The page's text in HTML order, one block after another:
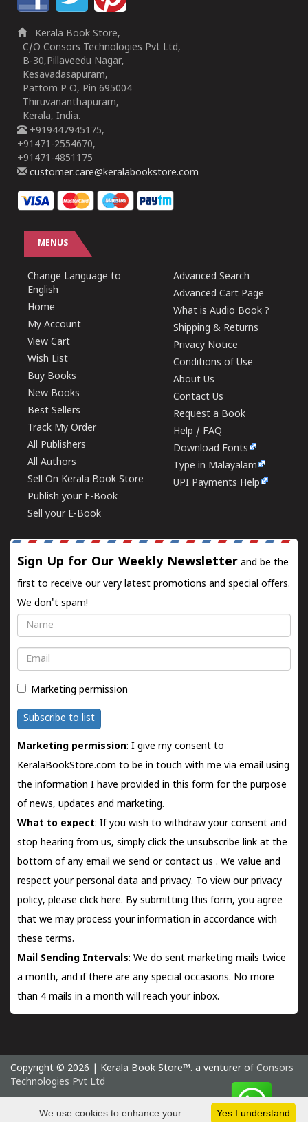
Kerala Book Store,
C/O Consors Technologies Pvt Ltd,
B-30,Pillaveedu Nagar,
Kesavadasapuram,
Pattom P O, Pin 695004
Thiruvananthapuram,
Kerala, India.
+919447945175,
+91471-2554670,
+91471-4851175
customer.care@keralabookstore.com
MENUS
Change Language to
English
Home
My Account
View Cart
Wish List
Buy Books
New Books
Best Sellers
Track My Order
All Publishers
All Authors
Sell On Kerala Book Store
Publish your E-Book
Sell your E-Book
Advanced Search
Advanced Cart Page
What is Audio Book ?
Shipping & Returns
Privacy Notice
Conditions of Use
About Us
Contact Us
Request a Book
Help / FAQ
Download Fonts
Type in Malayalam
UPI Payments Help
Sign Up for Our Weekly Newsletter and be the
first to receive our very latest promotions and special offers.
We don't spam!
Name
Email
Marketing permission
Subscribe to list
Marketing permission: I give my consent to
KeralaBookStore.com to be in touch with me via email using
the information I have provided in this form for the purpose
of news, updates and marketing.
What to expect: If you wish to withdraw your consent and
stop hearing from us, simply click the unsubscribe link at the
bottom of any email we send orcontact us . We value and
respect your personal data and privacy. To view our privacy
policy, please click here. By submitting this form, you agree
that we may process your information in accordance with
these terms.
Mail Sending Intervals: We do sent marketing mails twice
a month, and if there are any special occasions. No more
than 4 mails in a month will reach your inbox.
Copyright © 2026 | Kerala Book Store™. a venturer of Consors
Technologies Pvt Ltd
Sunday 9 August, 2026 IST
Yes I understand
We use cookies to enhance your